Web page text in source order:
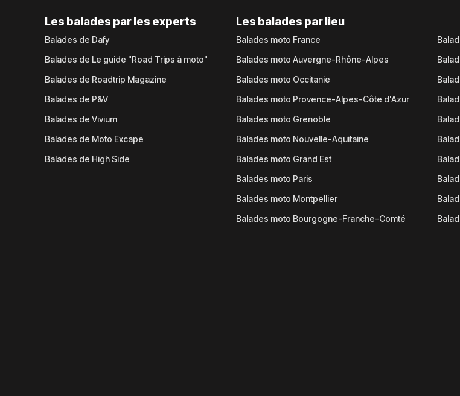
Les balades par les experts
Balades de Dafy
Balades de Le guide "Road Trips à moto"
Balades de Roadtrip Magazine
Balades de P&V
Balades de Vivium
Balades de Moto Excape
Balades de High Side
Les balades par lieu
Balades moto France
Balades moto Auvergne-Rhône-Alpes
Balades moto Occitanie
Balades moto Provence-Alpes-Côte d'Azur
Balades moto Grenoble
Balades moto Nouvelle-Aquitaine
Balades moto Grand Est
Balades moto Paris
Balades moto Montpellier
Balades moto Bourgogne-Franche-Comté